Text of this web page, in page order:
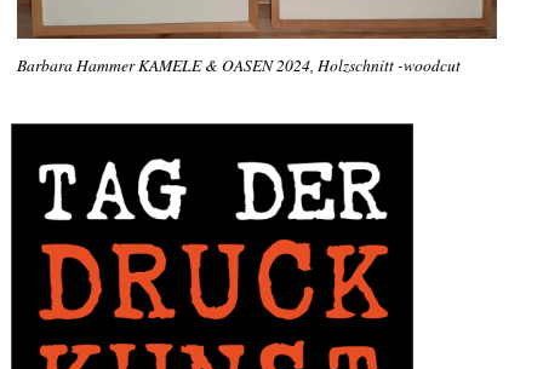
Barbara Hammer KAMELE & OASEN 2024, Holzschnitt -woodcut